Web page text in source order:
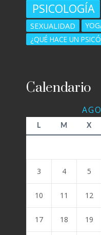
PSICOLOGÍA
SEXUALIDAD
¿QUÉ HACE UN
Calendario
L M X
3 4 5
10 11 12
17 18 19